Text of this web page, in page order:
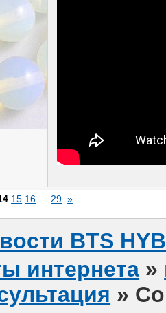
15 16 … 29 »
BTS
интернета »
»